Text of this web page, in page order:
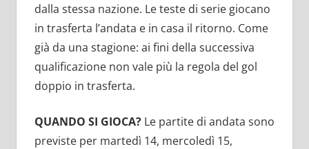
dalla stessa nazione. Le teste di serie giocano
in trasferta l’andata e in casa il ritorno. Come
già da una stagione: ai fini della successiva
qualificazione non vale più la regola del gol
doppio in trasferta.
QUANDO SI GIOCA?Le partite di andata sono
previste per martedì 14, mercoledì 15,